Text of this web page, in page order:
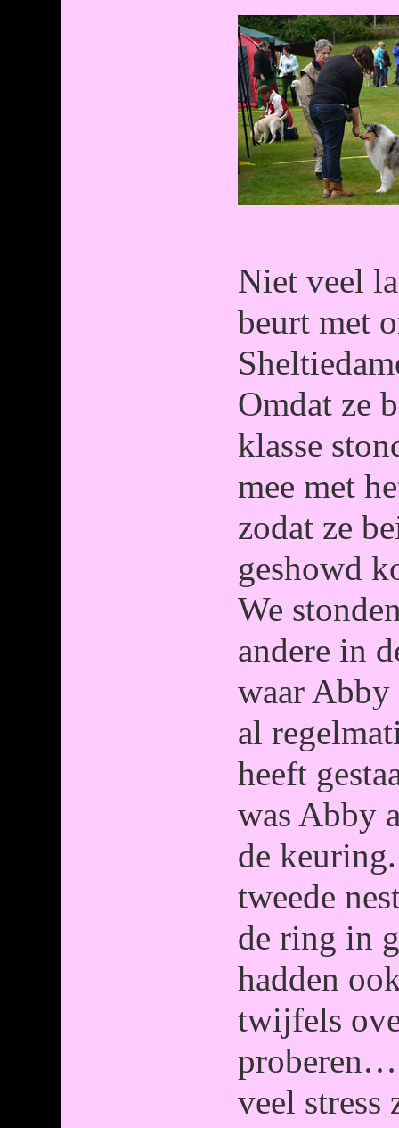
Niet veel
beurt met
Omdat ze
klasse
mee met
zodat ze
geshowd
We
andere in
waar
al
heeft
was Abby
de
tweede
de ring in
hadden
twijfels
veel stress